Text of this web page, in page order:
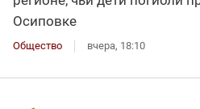
Осиповке
Общество вчера, 18:10